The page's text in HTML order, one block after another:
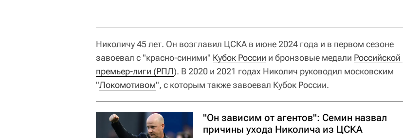
Николичу 45 лет. Он возглавил ЦСКА в июне 2024 года и в первом сезоне
завоевал с "красно-синими" Кубок России и бронзовые медали Российской
премьер-лиги (РПЛ). В 2020 и 2021 годах Николич руководил московским
"Локомотивом", с которым также завоевал Кубок России.
"Он зависим от агентов": Семин назвал
причины ухода Николича из ЦСКА